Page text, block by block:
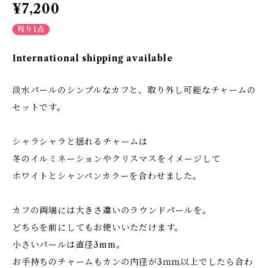
¥7,200
残り1点
International shipping available
淡水パールのシンプルなカフと、取り外し可能なチャームの
セットです。
シャラシャラと揺れるチャームは
冬のイルミネーションやクリスマスをイメージして
ホワイトとシャンパンカラーを合わせました。
カフの両端には大きさ違いのラウンドパールを。
どちらを前にしてもお使いいただけます。
小さいパールは直径3mm。
お手持ちのチャームもカンの内径が3ｍｍ以上でしたら合わ